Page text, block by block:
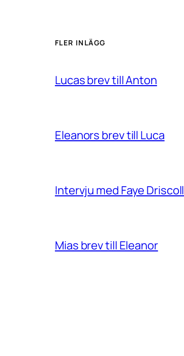
FLER INLÄGG
Lucas brev till Anton
Eleanors brev till Luca
Intervju med Faye Driscoll
Mias brev till Eleanor